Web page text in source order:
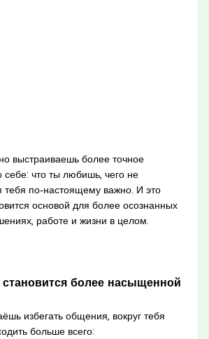
выстраиваешь более точное
себе: что ты любишь, чего не
тебя по‑настоящему важно. И это
основой для более осознанных
работе и жизни в целом.
становится более насыщенной
избегать общения, вокруг тебя
больше всего: